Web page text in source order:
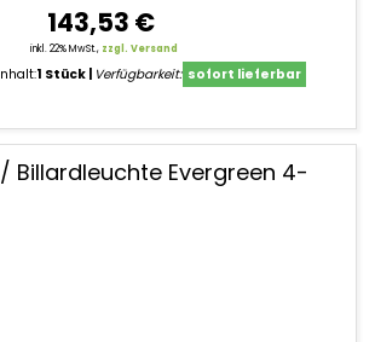
143,53 €
inkl. 22% MwSt., zzgl. Versand
1 Stück Verfügbarkeit: sofort lieferbar
Billardleuchte Evergreen 4-